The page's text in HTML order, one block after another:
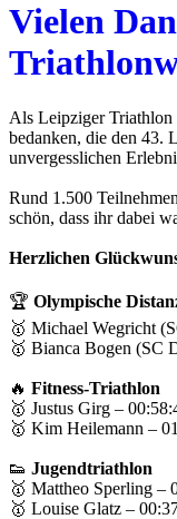
Vielen
Als Leipziger Triathlon
bedanken, die den 43.
unvergesslichen
Rund 1.500
schön, dass ihr dabei
Herzlichen
🏆 Olympische
🥇 Michael Wegricht
🥇 Bianca Bogen (SC
🔥 Fitness-Triathlon
🥇 Justus Girg –
🥇 Kim Heilemann –
👟 Jugendtriathlon
🥇 Mattheo Sperling –
🥇 Louise Glatz –